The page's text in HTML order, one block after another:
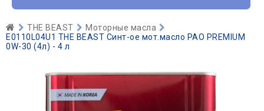
THE BEAST
Моторные масла
E0110L04U1 THE BEAST Синт-ое мот.масло PAO PREMIUM
0W-30 (4л) - 4 л